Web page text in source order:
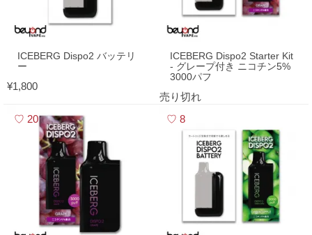
ICEBERG Dispo2 バッテリ
ー
¥1,800
ICEBERG Dispo2 Starter Kit
- グレープ付き ニコチン5%
3000パフ
売り切れ
20
8